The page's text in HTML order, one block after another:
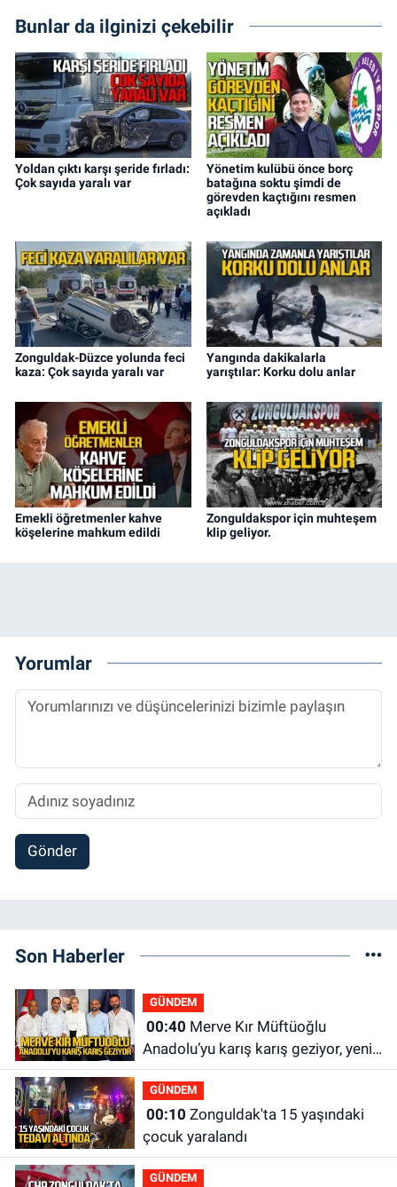
Bunlar da ilginizi çekebilir
Yoldan çıktı karşı şeride fırladı:
Çok sayıda yaralı var
Yönetim kulübü önce borç
batağına soktu şimdi de
görevden kaçtığını resmen
açıkladı
Zonguldak-Düzce yolunda feci
kaza: Çok sayıda yaralı var
Yangında dakikalarla
yarıştılar: Korku dolu anlar
Emekli öğretmenler kahve
köşelerine mahkum edildi
Zonguldakspor için muhteşem
klip geliyor.
Yorumlar
Gönder
Son Haberler
GÜNDEM
00:40
Anadolu’yu karış karış geziyor, yeni
yapılanmaları şekillendiriyor
GÜNDEM
00:10
çocuk yaralandı
GÜNDEM